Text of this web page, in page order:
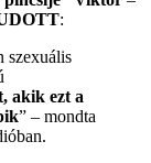
:
szexuális
akik ezt a
” – mondta